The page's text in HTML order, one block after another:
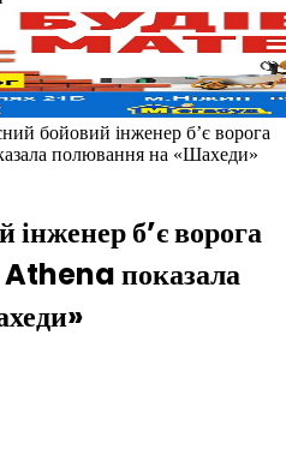
бойовий інженер б’є ворога
полювання на «Шахеди»
б’є ворога
Athena показала